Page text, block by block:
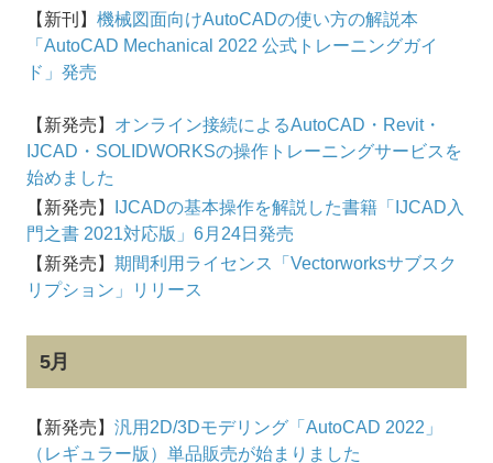
【新刊】 機械図面向けAutoCADの使い方の解説本
「AutoCAD Mechanical 2022 公式トレーニングガイ
ド」発売
【新発売】 オンライン接続によるAutoCAD・Revit・
IJCAD・SOLIDWORKSの操作トレーニングサービスを
始めました
【新発売】
IJCADの基本操作を解説した書籍「IJCAD入
門之書 2021対応版」6月24日発売
【新発売】 期間利用ライセンス「Vectorworksサブスク
リプション」リリース
5月
【新発売】 汎用2D/3Dモデリング「AutoCAD 2022」
（レギュラー版）単品販売が始まりました